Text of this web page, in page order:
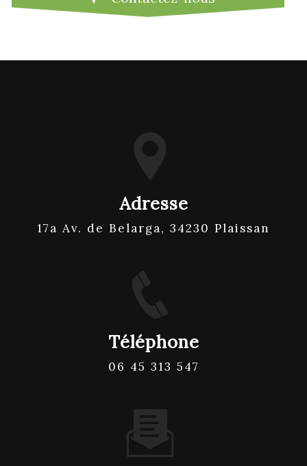
Adresse
17a Av. de Belarga, 34230 Plaissan
Téléphone
06 45 313 547